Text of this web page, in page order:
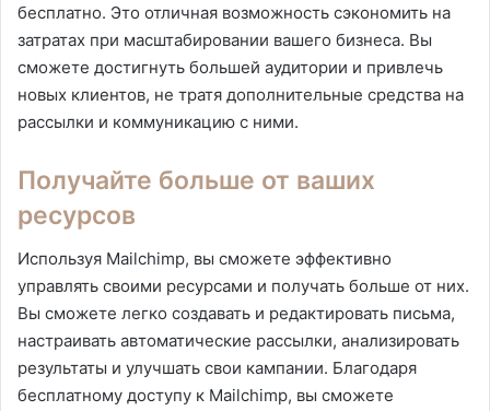
бесплатно. Это отличная возможность сэкономить на
затратах при масштабировании вашего бизнеса. Вы
сможете достигнуть большей аудитории и привлечь
новых клиентов, не тратя дополнительные средства на
рассылки и коммуникацию с ними.
Получайте больше от ваших
ресурсов
Используя Mailchimp, вы сможете эффективно
управлять своими ресурсами и получать больше от них.
Вы сможете легко создавать и редактировать письма,
настраивать автоматические рассылки, анализировать
результаты и улучшать свои кампании. Благодаря
бесплатному доступу к Mailchimp, вы сможете